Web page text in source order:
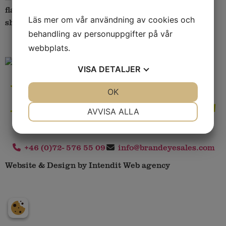
flavor, and color – which also gives the purée a long
shelf life. Food safe to use directly from the freezer.
+46 (0)72- 576 55 09
info@brandeyesales.com
Website & Design by Intendit Web agency
Läs mer om vår användning av cookies och
behandling av personuppgifter på vår
webbplats.
VISA DETALJER
AVVISA ALLA
OK